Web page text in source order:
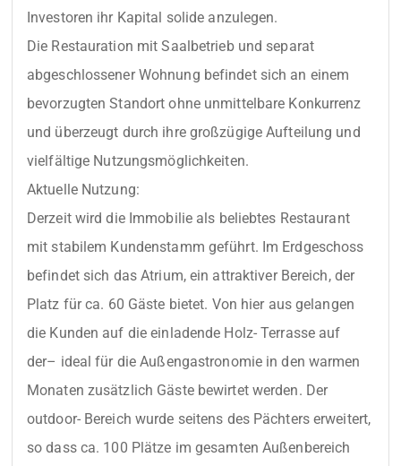
Investoren ihr Kapital solide anzulegen.
Die Restauration mit Saalbetrieb und separat
abgeschlossener Wohnung befindet sich an einem
bevorzugten Standort ohne unmittelbare Konkurrenz
und überzeugt durch ihre großzügige Aufteilung und
vielfältige Nutzungsmöglichkeiten.
Aktuelle Nutzung:
Derzeit wird die Immobilie als beliebtes Restaurant
mit stabilem Kundenstamm geführt. Im Erdgeschoss
befindet sich das Atrium, ein attraktiver Bereich, der
Platz für ca. 60 Gäste bietet. Von hier aus gelangen
die Kunden auf die einladende Holz- Terrasse auf
der– ideal für die Außengastronomie in den warmen
Monaten zusätzlich Gäste bewirtet werden. Der
outdoor- Bereich wurde seitens des Pächters erweitert,
so dass ca. 100 Plätze im gesamten Außenbereich